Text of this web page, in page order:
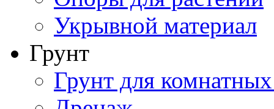
Укрывной материал
Грунт
Грунт для